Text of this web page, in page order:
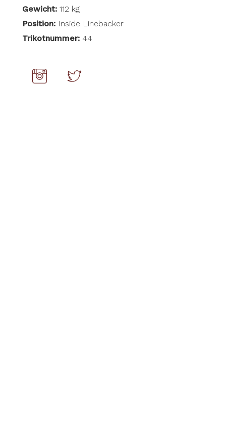
Gewicht:112 kg
Position:Inside Linebacker
Trikotnummer: 44